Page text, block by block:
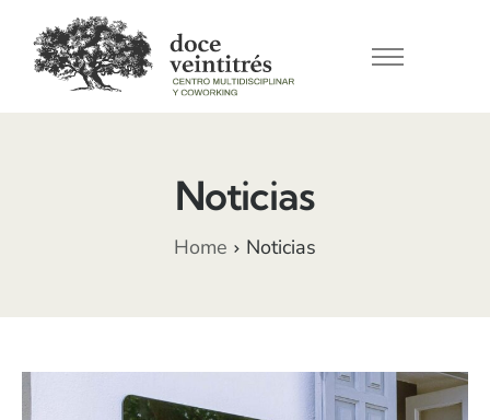
Conócenos
Noticias
Home Noticias